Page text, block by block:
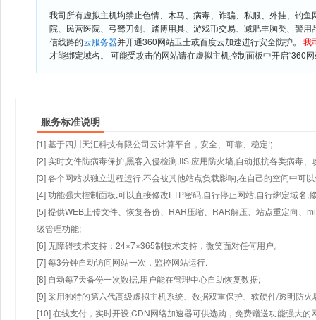
我司所有虚拟主机均禁止色情、木马、病毒、诈骗、私服、外挂、钓
院、民营医院、弓驽刀剑、赌博用具、游戏币交易、减肥丰胸类、警
信线路的云服务器并开通360网站卫士或百度云加速进行安全防护。 我
才能绑定域名。 可能受攻击的网站请在虚拟主机控制面板中开启“360
服务标准说明
[1] 基于四川天汇科技有限公司云计算平台，安全、可靠、稳定!;
[2] 实时文件防病毒保护,黑客入侵检测,IIS 应用防火墙,自动抵抗各类病毒、
[3] 各个网站以独立进程运行,不会被其他站点负载影响,在自己的空间中可
[4] 功能强大控制面板,可以直接修改FTP密码,自行停止网站,自行绑定域名,
[5] 提供WEB上传文件、恢复备份、RAR压缩、RAR解压、站点重定向、
级管理功能;
[6] 无障碍技术支持：24×7×365制技术支持，微笑面对任何用户。
[7] 每3分钟自动访问网站一次，监控网站运行.
[8] 自动每7天备份一次数据,用户能在管理中心自助恢复数据;
[9] 采用独特的第六代高级虚拟主机系统、数据双重保护、软硬件/透明防火
[10] 在线支付，实时开设,CDN网络加速器可供选购，免费赠送功能强大